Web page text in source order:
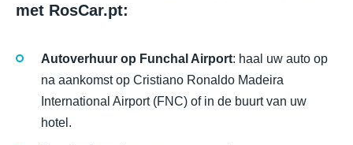
met RosCar.pt:
Autoverhuur op Funchal Airport: haal uw auto op
na aankomst op Cristiano Ronaldo Madeira
International Airport (FNC) of in de buurt van uw
hotel.